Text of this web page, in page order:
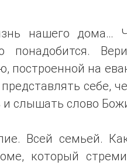
нашего дома…
понадобится.
на
себе,
и слышать слово
Всей семьей.
который